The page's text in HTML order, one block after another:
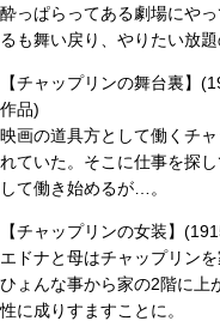
酔っぱらってある劇場にや
るも舞い戻り、やりたい放題
【チャップリンの舞台裏】
作品)
映画の道具方として働くチ
れていた。そこに仕事を探
して働き始めるが…。
【チャップリンの女装】
エドナと母はチャップリン
ひょんな事から家の2階に上
性に成りすますことに。